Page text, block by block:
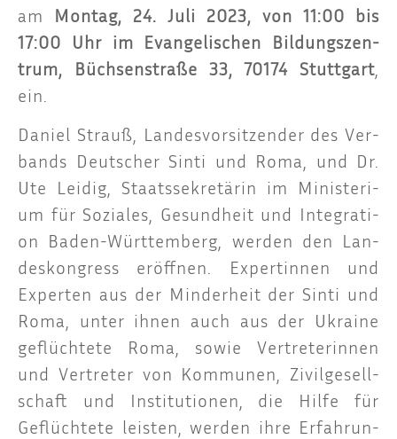
am Mon­tag, 24. Juli 2023, von 11:00 bis
17:00 Uhr im Evan­ge­li­schen Bil­dungs­zen­
trum, Büch­sen­stra­ße 33, 70174 Stutt­gart
ein.
Dani­el Strauß, Lan­des­vor­sit­zen­der des Ver­
bands Deut­scher Sin­ti und Roma, und Dr.
Ute Lei­dig, Staats­se­kre­tä­rin im Minis­te­ri­
um für Sozia­les, Gesund­heit und Inte­gra­ti­
on Baden-Würt­tem­berg, wer­den den Lan­
des­kon­gress eröff­nen. Exper­tin­nen und
Exper­ten aus der Min­der­heit der Sin­ti und
Roma, unter ihnen auch aus der Ukrai­ne
geflüch­te­te Roma, sowie Ver­tre­te­rin­nen
und Ver­tre­ter von Kom­mu­nen, Zivil­ge­sell­
schaft und Insti­tu­tio­nen, die Hil­fe für
Geflüch­te­te leis­ten, wer­den ihre Erfah­run­